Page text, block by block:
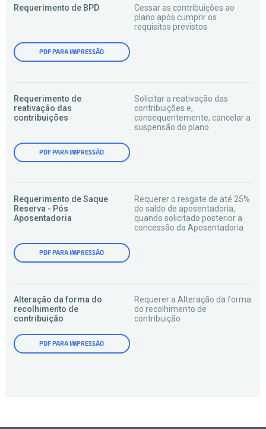
Requerimento de BPD
Cessar as contribuições ao
plano após cumprir os
requisitos previstos
PDF PARA IMPRESSÃO
Requerimento de
reativação das
contribuições
Solicitar a reativação das
contribuições e,
consequentemente, cancelar a
suspensão do plano
PDF PARA IMPRESSÃO
Requerimento de Saque
Reserva - Pós
Aposentadoria
Requerer o resgate de até 25%
do saldo de aposentadoria,
quando solicitado posterior a
concessão da Aposentadoria
PDF PARA IMPRESSÃO
Alteração da forma do
recolhimento de
contribuição
Requerer a Alteração da forma
do recolhimento de
contribuição
PDF PARA IMPRESSÃO